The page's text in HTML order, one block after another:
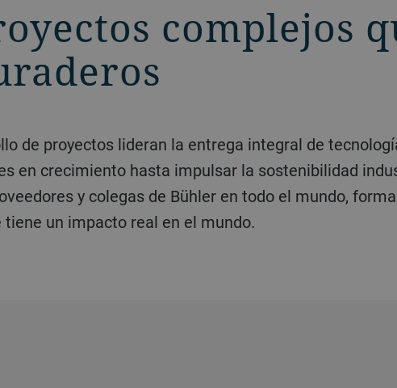
complejos
en crecimiento hasta impulsar la sostenibilidad
y colegas de Bühler en todo el mundo,
un impacto real en el mundo.